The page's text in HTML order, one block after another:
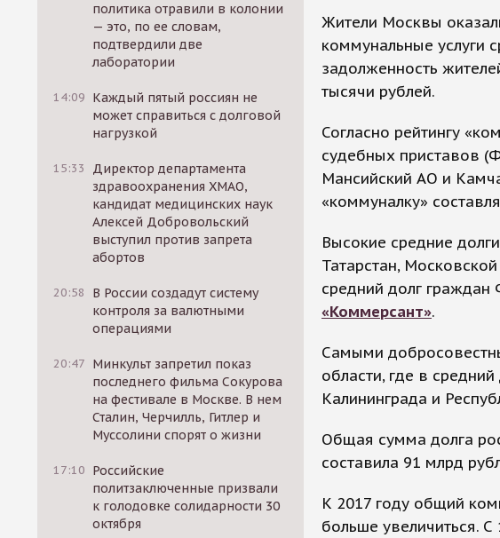
политика отравили в колонии
— это, по ее словам,
подтвердили две
лаборатории
14:09 Каждый пятый россиян не
может справиться с долговой
нагрузкой
15:33
Директор департамента
здравоохранения ХМАО,
кандидат медицинских наук
Алексей Добровольский
выступил против запрета
абортов
20:58
В России создадут систему
контроля за валютными
операциями
20:47 Минкульт запретил показ
последнего фильма Сокурова
на фестивале в Москве. В нем
Сталин, Черчилль, Гитлер и
Муссолини спорят о жизни
17:10 Российские
политзаключенные призвали
к голодовке солидарности 30
октября
Жители Москвы
коммунальные услуги
задолженность
тысячи рублей.
Согласно рейтингу
судебных приставов
Мансийский АО и
«коммуналку»
Высокие средние
Татарстан,
средний долг
«Коммерсант».
Самыми
области, где в
Калининграда и
Общая сумма долга
составила 91 млрд
К 2017 году общий
больше увеличиться.